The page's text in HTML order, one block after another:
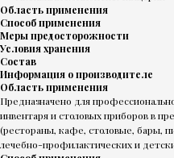
Область применения
Способ применения
Меры предосторожности
Условия хранения
Состав
Информация о производителе
Область применения
Предназначено для
инвентаря и столовых приборов в
(рестораны, кафе, столовые, бары,
лечебно-профилактических и